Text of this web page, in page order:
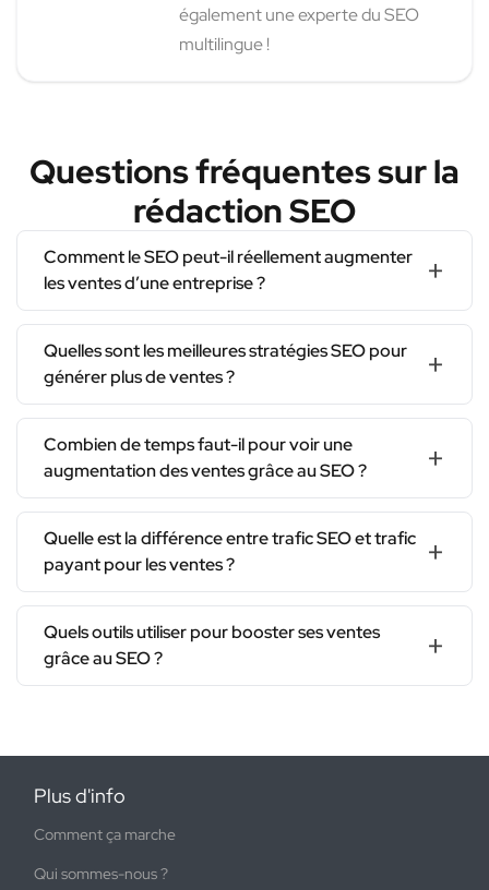
également une experte du SEO
multilingue !
Questions fréquentes sur la
rédaction SEO
Comment le SEO peut-il réellement augmenter
les ventes d’une entreprise ?
+
Quelles sont les meilleures stratégies SEO pour
générer plus de ventes ?
+
Combien de temps faut-il pour voir une
augmentation des ventes grâce au SEO ?
+
Quelle est la différence entre trafic SEO et trafic
payant pour les ventes ?
+
Quels outils utiliser pour booster ses ventes
grâce au SEO ?
+
Plus d'info
Comment ça marche
Qui sommes-nous ?